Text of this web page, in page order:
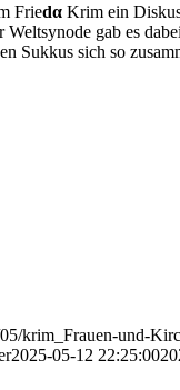
Friedα Krim ein
gab es
Sukkus sich so
krim_Frauen-und-
2025-05-12 22:25:00